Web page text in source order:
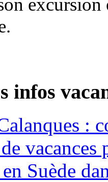
infos
:
vacances
Suède